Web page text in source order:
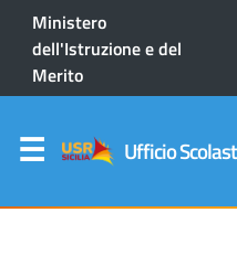
Ministero
dell'Istruzione e del
Merito
Ufficio